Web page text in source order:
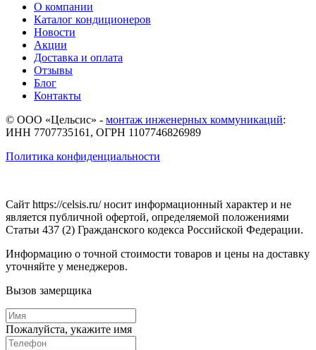
О компании
Каталог кондиционеров
Новости
Акции
Доставка и оплата
Отзывы
Блог
Контакты
© ООО «Цельсис» - монтаж инженерных коммуникаций:
ИНН 7707735161, ОГРН 1107746826989
Политика конфиденциальности
Сайт https://celsis.ru/ носит информационный характер и не
является публичной офертой, определяемой положениями
Статьи 437 (2) Гражданского кодекса Российской Федерации.
Информацию о точной стоимости товаров и цены на доставку
уточняйте у менеджеров.
Вызов замерщика
Пожалуйста, укажите имя